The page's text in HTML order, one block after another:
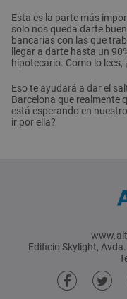
Esta es la parte más
solo nos queda darte
bancarias con las que
llegar a darte hasta un
hipotecario. Como lo lees,
Eso te ayudará a dar el
Barcelona que realmente
está esperando en
ir por ella?
Edificio Skylight,